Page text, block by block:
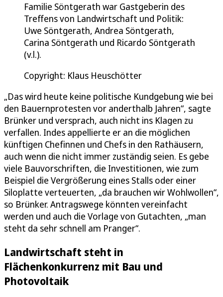
Familie Söntgerath war Gastgeberin des
Treffens von Landwirtschaft und Politik:
Uwe Söntgerath, Andrea Söntgerath,
Carina Söntgerath und Ricardo Söntgerath
(v.l.).
Copyright: Klaus Heuschötter
„Das wird heute keine politische Kundgebung wie bei
den Bauernprotesten vor anderthalb Jahren“, sagte
Brünker und versprach, auch nicht ins Klagen zu
verfallen. Indes appellierte er an die möglichen
künftigen Chefinnen und Chefs in den Rathäusern,
auch wenn die nicht immer zuständig seien. Es gebe
viele Bauvorschriften, die Investitionen, wie zum
Beispiel die Vergrößerung eines Stalls oder einer
Siloplatte verteuerten, „da brauchen wir Wohlwollen“,
so Brünker. Antragswege könnten vereinfacht
werden und auch die Vorlage von Gutachten, „man
steht da sehr schnell am Pranger“.
Landwirtschaft steht in
Flächenkonkurrenz mit Bau und
Photovoltaik